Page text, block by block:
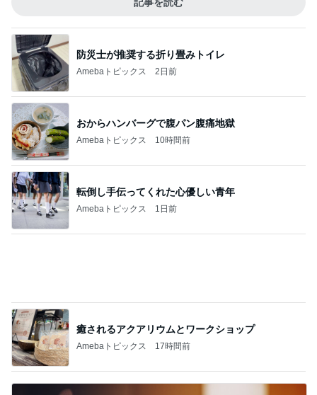
Amebaトピックス 1日前
癒されるアクアリウムとワークショップ
Amebaトピックス 17時間前
友人にTiffanyだと言われるジュエリー
Amebaトピックス